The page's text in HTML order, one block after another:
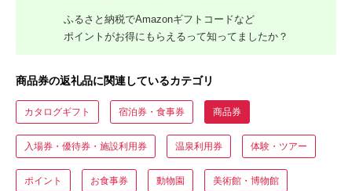
ふるさと納税でAmazonギフトコードなど
ポイントがお得にもらえるって知ってましたか？
商品券の返礼品に関連しているカテゴリ
カタログギフト 宿泊券・食事券 商品券
入場券・優待券・施設利用券 温泉利用券 体験・ツアー
ポイント お食事券 動物園 美術館・博物館